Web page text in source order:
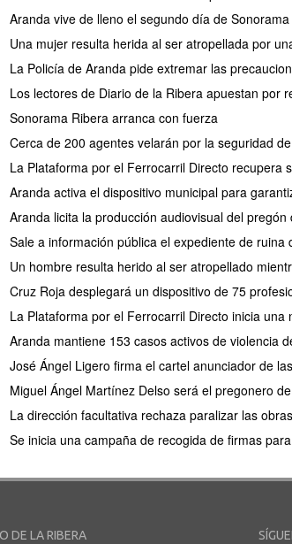
Aranda vive de lleno el segundo día de
Una mujer resulta herida al ser atropellada por
La Policía de Aranda pide extremar las
Los lectores de Diario de la Ribera apuestan por
Sonorama Ribera arranca con fuerza
Cerca de 200 agentes velarán por la seguridad
La Plataforma por el Ferrocarril Directo recupera
Aranda activa el dispositivo municipal para
Aranda licita la producción audiovisual del pregón
Sale a información pública el expediente de
Un hombre resulta herido al ser atropellado
Cruz Roja desplegará un dispositivo de 75
La Plataforma por el Ferrocarril Directo inicia
Aranda mantiene 153 casos activos de violencia
José Ángel Ligero firma el cartel anunciador de
Miguel Ángel Martínez Delso será el pregonero
La dirección facultativa rechaza paralizar las
Se inicia una campaña de recogida de firmas
DE LA RIBERA